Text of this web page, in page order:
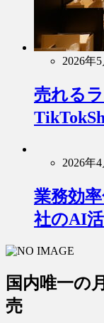
2026年5
売れる
2026年4
業務効
社のAI
国内唯一の
売